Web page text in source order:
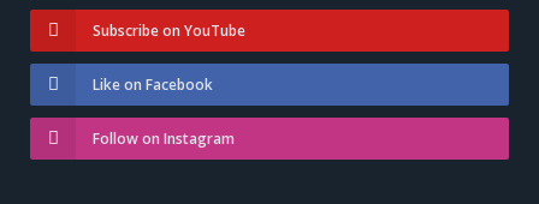
Subscribe on YouTube
Like on Facebook
Follow on Instagram